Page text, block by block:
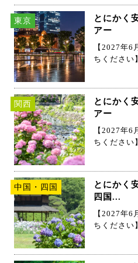
東京
とにかく
アー
【2027年
ちください
関西
とにかく
アー
【2027年
ちください
中国・四国
とにかく
四国...
【2027年
ちください